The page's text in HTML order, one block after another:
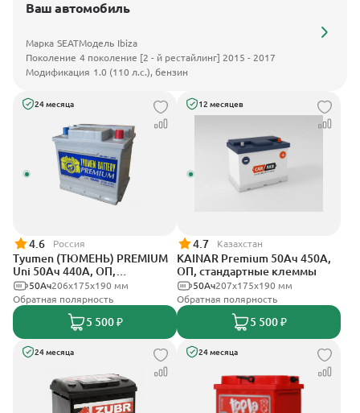
Ваш автомобиль
Марка SEATМодель Ibiza
Поколение 4 поколение [2 - й рестайлинг] 2015 - 2017
Модификация 1.0 (110 л.с.), бензин
24 месяца
4.6 Россия
Tyumen (ТЮМЕНЬ) PREMIUM
Uni 50Ач 440А, ОП,
стандартные клеммы
206х175х190 мм
50Ач
Обратная полярность
5 500 ₽
12 месяцев
4.7 Казахстан
KAINAR Premium 50Ач 450А,
ОП, стандартные клеммы
207x175x190 мм
50Ач
Обратная полярность
5 500 ₽
24 месяца 24 месяца